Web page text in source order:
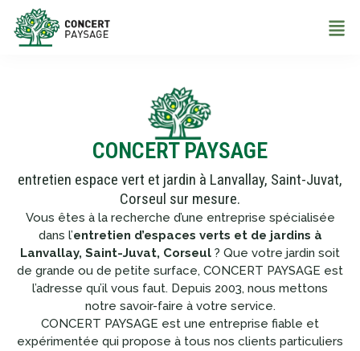
CONCERT PAYSAGE
entretien espace vert et jardin à Lanvallay, Saint-Juvat,
Corseul sur mesure.
Vous êtes à la recherche d’une entreprise spécialisée
dans l’entretien d’espaces verts et de jardins à
Lanvallay, Saint-Juvat, Corseul ? Que votre jardin soit
de grande ou de petite surface, CONCERT PAYSAGE est
l’adresse qu’il vous faut. Depuis 2003, nous mettons
notre savoir-faire à votre service.
CONCERT PAYSAGE est une entreprise fiable et
expérimentée qui propose à tous nos clients particuliers